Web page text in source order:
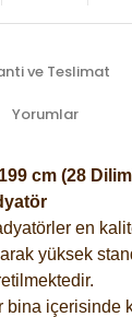
ve Teslimat
Yorumlar
cm (28
en
yüksek
içerisinde